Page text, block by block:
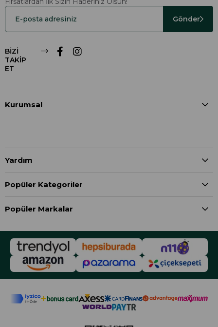
Gönder
BİZİ
TAKİP
ET
Kurumsal
Yardım
Popüler Kategoriler
Popüler Markalar